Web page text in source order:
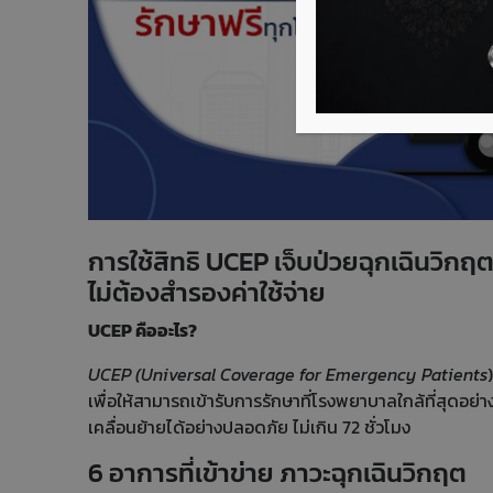
การใช้สิทธิ UCEP เจ็บป่วยฉุกเฉินวิก
ไม่ต้องสำรองค่าใช้จ่าย
UCEP คืออะไร?
UCEP (Universal Coverage for Emergency Patients
เพื่อให้สามารถเข้ารับการรักษาที่โรงพยาบาลใกล้ที่สุดอ
เคลื่อนย้ายได้อย่างปลอดภัย ไม่เกิน 72 ชั่วโมง
6 อาการที่เข้าข่าย ภาวะฉุกเฉินวิกฤต